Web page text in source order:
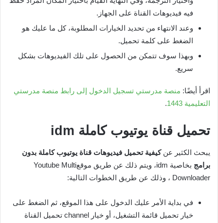
فيه فيديوهات القناة على الجهاز.
وعند الانتهاء من تحديد الخيارات المطلوبة، كل ما عليك هو
الضغط على كلمة تحميل.
وبهذا سوف تتمكن من الحصول على تلك الفيديوهات بشكل
سريع.
اقرأ أيضًا: منصة مدرستي تسجيل الدخول إلى رابط منصة مدرستي
التعليمية 1443
.
تحميل قناة يوتيوب كاملة idm
يبحث الكثير عن كيفية تحميل فيديوهات قناة يوتيوب كاملة بدون
برامج
بخاصية idm، ويتم ذلك عن طريق موقعYoutube Multi
Downloader ، وذلك عن طريق الخطوات التالية:
في بداية الأمر عليك الدخول على هذا الموقع، ثم الضغط على
خيار تحميل قائمة التشغيل، أو خيار channel تحميل القناة